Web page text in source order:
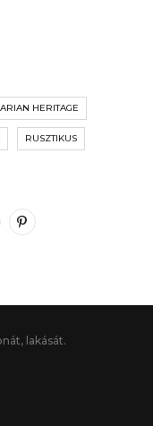
HERITAGE
RUSZTIKUS
lakását.